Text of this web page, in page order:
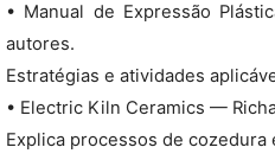
• Manual de Expressão
autores.
Estratégias e atividades
• Electric Kiln Ceramics —
Explica processos de